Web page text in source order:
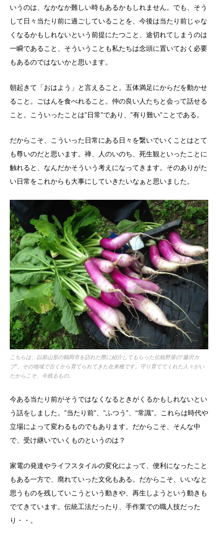
いうのは、なかなか難しい時もあるかもしれません。でも、そう
して日々当たり前に過ごしていることを、今後は当たり前じゃな
くなるかもしれないという前提にたつこと、途切れてしまうのは
一瞬であること、そういうことも私たちは念頭に置いておく必要
もあるのではないかと思います。
朝起きて「おはよう」と言えること。五体満足にからだを動かせ
ること。ごはんを食べれること。仲の良い人たちと会って話せる
こと。こういったことは”日常”であり、”有り難い”ことである。
だからこそ、こういった日常にある日々を繋いでいくことはとて
も尊いのだと思います。禅、人のいのち、死生観といったことに
触れると、なんだかそういう考えになってきます。そのありがた
い日常をこれからも大事にしていきたいなぁと思いました。
こちらは、以前山形の鶴岡市を訪れた際に紹介してもらった伝統野菜の”藤沢カ
ブ”。その地域で古くから育てられてきた在来種です。守り育ててくれた人々がい
たからこそ、今残るもの。
今ある当たり前がそうではなくなるときがくるかもしれないとい
う話をしました。”当たり前”、”ふつう”、“常識”。これらは時代や
立場によって変わるものでもあります。だからこそ、そんな中
で、受け継いでいくものというのは？
家電の発達やライフスタイルの変化によって、便利になったこと
もある一方で、廃れていった文化もある。だからこそ、いいなと
思うものを残していこうという動きや、再生しようという動きも
でてきています。伝統工法だったり、手作業での職人技だった
り・・。